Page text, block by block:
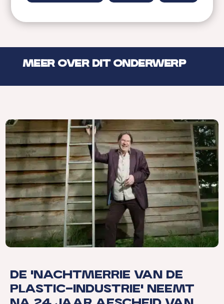
MEER OVER DIT ONDERWERP
De ‘nachtmerrie van de
plastic-industrie’ neemt